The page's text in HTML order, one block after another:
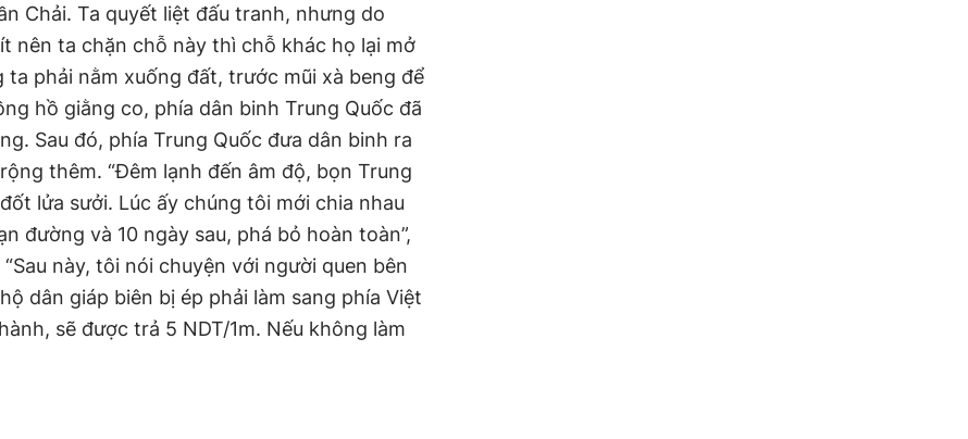
Chải. Ta quyết liệt đấu tranh, nhưng do
nên ta chặn chỗ này thì chỗ khác họ lại mở
ta phải nằm xuống đất, trước mũi xà beng để
hồ giằng co, phía dân binh Trung Quốc đã
Sau đó, phía Trung Quốc đưa dân binh ra
thêm. “Đêm lạnh đến âm độ, bọn Trung
lửa sưởi. Lúc ấy chúng tôi mới chia nhau
đường và 10 ngày sau, phá bỏ hoàn toàn”,
này, tôi nói chuyện với người quen bên
dân giáp biên bị ép phải làm sang phía Việt
sẽ được trả 5 NDT/1m. Nếu không làm